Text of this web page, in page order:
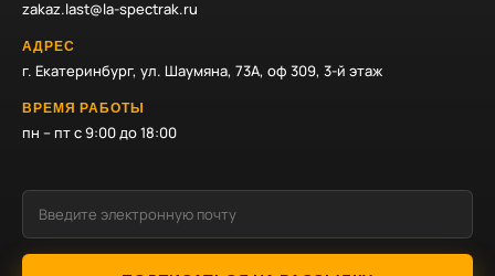
zakaz.last@la-spectrak.ru
АДРЕС
г. Екатеринбург, ул. Шаумяна, 73А, оф 309, 3-й этаж
ВРЕМЯ РАБОТЫ
пн – пт с 9:00 до 18:00